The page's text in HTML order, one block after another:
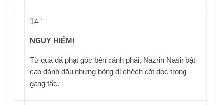
14 ‘
NGUY HIỂM!
Từ quả đá phạt góc bên cánh phải, Nazrin Nasir bật
cao đánh đầu nhưng bóng đi chệch cột dọc trong
gang tấc.